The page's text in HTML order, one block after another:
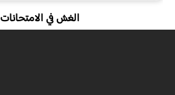
الغش في الامتحانات